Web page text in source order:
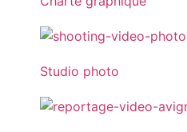
Studio photo